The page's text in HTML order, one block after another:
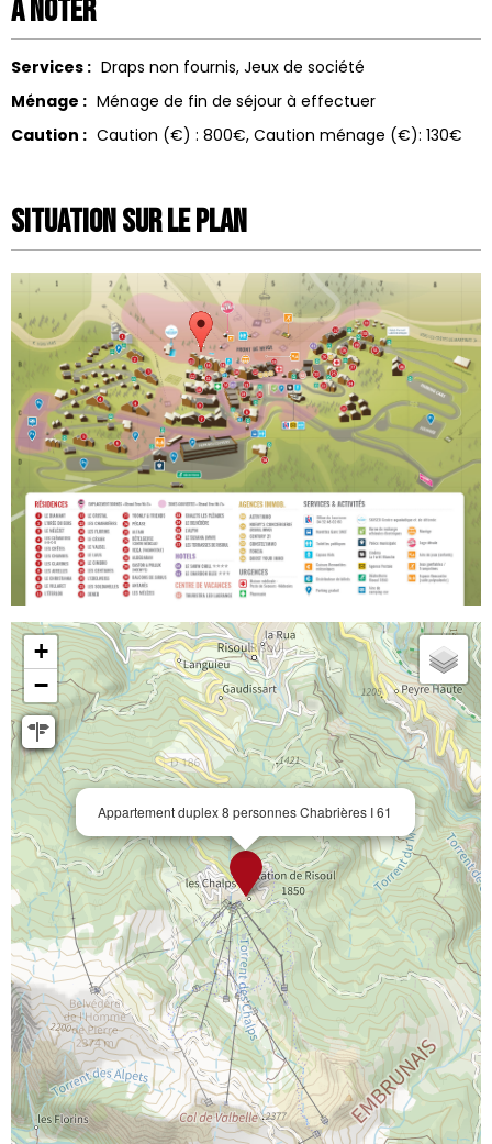
A noter
Services : Draps non fournis Jeux de société
Ménage : Ménage de fin de séjour à effectuer
Caution : Caution (€) : 800€ Caution ménage (€): 130€
Situation sur le Plan
Appartement duplex 8 personnes Chabrières I 61
+
−